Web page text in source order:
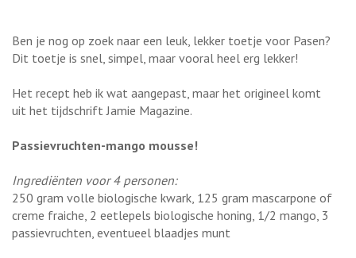
Ben je nog op zoek naar een leuk, lekker toetje voor Pasen?
Dit toetje is snel, simpel, maar vooral heel erg lekker!
Het recept heb ik wat aangepast, maar het origineel komt
uit het tijdschrift Jamie Magazine.
Passievruchten-mango mousse!
Ingrediënten voor 4 personen:
250 gram volle biologische kwark, 125 gram mascarpone of
creme fraiche, 2 eetlepels biologische honing, 1/2 mango, 3
passievruchten, eventueel blaadjes munt